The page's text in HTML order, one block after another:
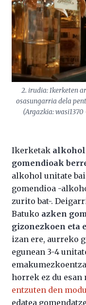
2. irudia: Ikerketen
osasungarria dela
(Argazkia:
Ikerketak
gomendioak
alkohol unitate
gomendioa -
zurito bat-.
Batuko azken
gizonezkoen eta
izan ere, aurreko
egunean 3-4
horrek ez du esan
entzuten den
edatea